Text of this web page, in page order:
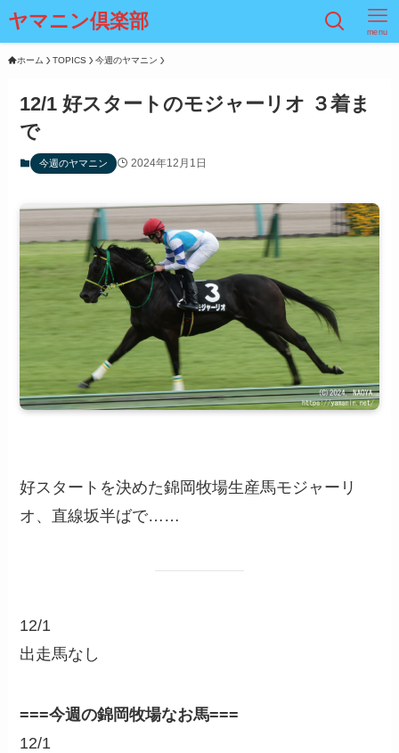
ヤマニン倶楽部 menu
ホーム TOPICS 今週のヤマニン
12/1 好スタートのモジャーリオ ３着ま
で
今週のヤマニン 2024年12月1日
好スタートを決めた錦岡牧場生産馬モジャーリ
オ、直線坂半ばで……
12/1
出走馬なし
===今週の錦岡牧場なお馬===
12/1